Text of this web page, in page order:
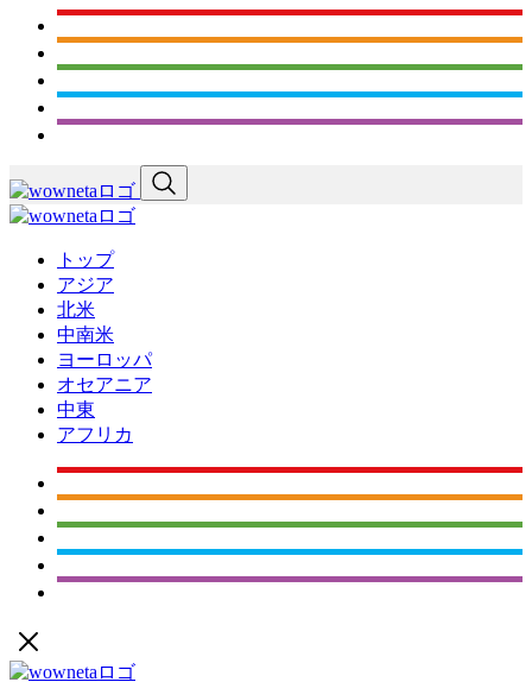
トップ
アジア
北米
中南米
ヨーロッパ
オセアニア
中東
アフリカ